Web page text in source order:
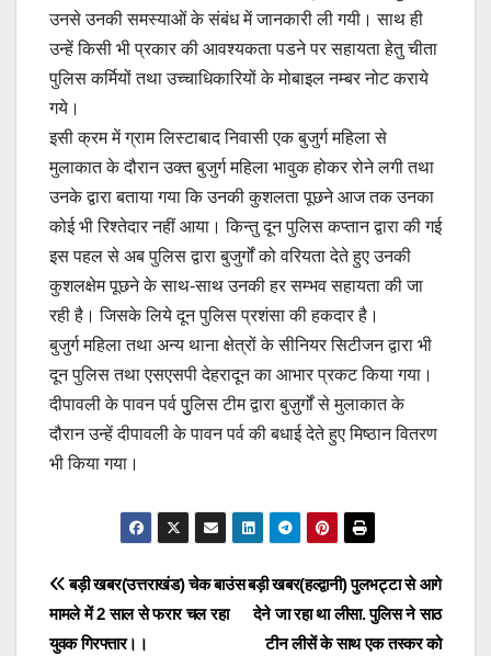
उनसे उनकी समस्याओं के संबंध में जानकारी ली गयी। साथ ही
उन्हें किसी भी प्रकार की आवश्यकता पडने पर सहायता हेतु चीता
पुलिस कर्मियों तथा उच्चाधिकारियों के मोबाइल नम्बर नोट कराये
गये।
इसी क्रम में ग्राम लिस्टाबाद निवासी एक बुजुर्ग महिला से
मुलाकात के दौरान उक्त बुजुर्ग महिला भावुक होकर रोने लगी तथा
उनके द्वारा बताया गया कि उनकी कुशलता पूछने आज तक उनका
कोई भी रिश्तेदार नहीं आया। किन्तु दून पुलिस कप्तान द्वारा की गई
इस पहल से अब पुलिस द्वारा बुजुर्गों को वरियता देते हुए उनकी
कुशलक्षेम पूछने के साथ-साथ उनकी हर सम्भव सहायता की जा
रही है। जिसके लिये दून पुलिस प्रशंसा की हकदार है।
बुजुर्ग महिला तथा अन्य थाना क्षेत्रों के सीनियर सिटीजन द्वारा भी
दून पुलिस तथा एसएसपी देहरादून का आभार प्रकट किया गया।
दीपावली के पावन पर्व पुुलिस टीम द्वारा बुज़ुर्गों से मुलाकात के
दौरान उन्हें दीपावली के पावन पर्व की बधाई देते हुए मिष्ठान वितरण
भी किया गया।
Post
navigation
बड़ी खबर(हल्द्वानी) पुलभट्टा से आगे
देने जा रहा था लीसा. पुलिस ने साठ
टीन लीसें के साथ एक तस्कर को
बड़ी खबर(उत्तराखंड) चेक बाउंस
मामले में 2 साल से फरार चल रहा
युवक गिरफ्तार।।